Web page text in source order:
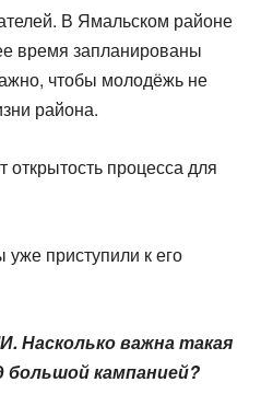
В Ямальском районе
время запланированы
чтобы молодёжь не
района.
процесса для
приступили к его
Насколько важна такая
кампанией?